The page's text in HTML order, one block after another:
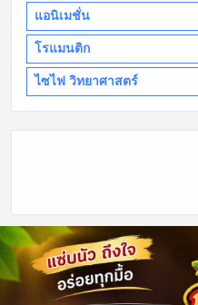
แอนิเมชั่น
โรแมนติก
ไซไฟ วิทยาศาสตร์